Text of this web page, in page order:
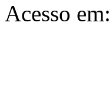
Acesso